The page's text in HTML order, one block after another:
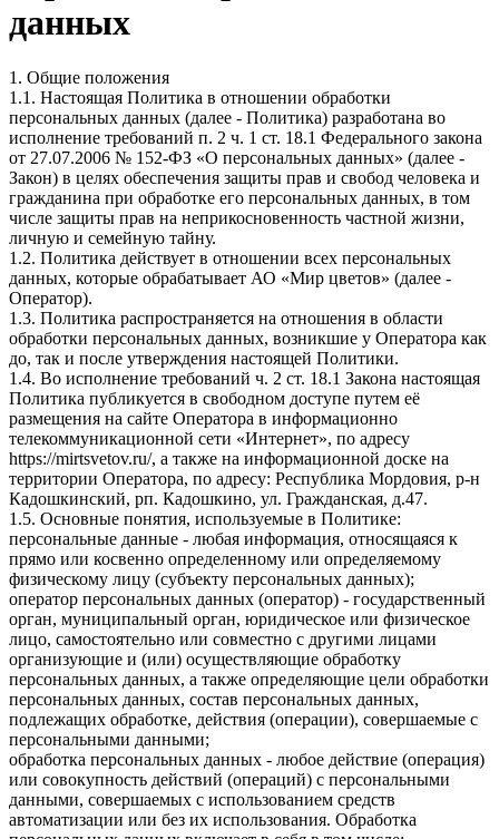
данных
1. Общие положения
1.1. Настоящая Политика в отношении обработки
персональных данных (далее - Политика) разработана во
исполнение требований п. 2 ч. 1 ст. 18.1 Федерального закона
от 27.07.2006 № 152-ФЗ «О персональных данных» (далее -
Закон) в целях обеспечения защиты прав и свобод человека и
гражданина при обработке его персональных данных, в том
числе защиты прав на неприкосновенность частной жизни,
личную и семейную тайну.
1.2. Политика действует в отношении всех персональных
данных, которые обрабатывает АО «Мир цветов» (далее -
Оператор).
1.3. Политика распространяется на отношения в области
обработки персональных данных, возникшие у Оператора как
до, так и после утверждения настоящей Политики.
1.4. Во исполнение требований ч. 2 ст. 18.1 Закона настоящая
Политика публикуется в свободном доступе путем её
размещения на сайте Оператора в информационно
телекоммуникационной сети «Интернет», по адресу
https://mirtsvetov.ru/, а также на информационной доске на
территории Оператора, по адресу: Республика Мордовия, р-н
Кадошкинский, рп. Кадошкино, ул. Гражданская, д.47.
1.5. Основные понятия, используемые в Политике:
персональные данные - любая информация, относящаяся к
прямо или косвенно определенному или определяемому
физическому лицу (субъекту персональных данных);
оператор персональных данных (оператор) - государственный
орган, муниципальный орган, юридическое или физическое
лицо, самостоятельно или совместно с другими лицами
организующие и (или) осуществляющие обработку
персональных данных, а также определяющие цели обработки
персональных данных, состав персональных данных,
подлежащих обработке, действия (операции), совершаемые с
персональными данными;
обработка персональных данных - любое действие (операция)
или совокупность действий (операций) с персональными
данными, совершаемых с использованием средств
автоматизации или без их использования. Обработка